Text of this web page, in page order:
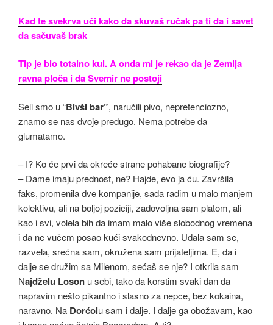
Kad te svekrva uči kako da skuvaš ručak pa ti da i savet
da sačuvaš brak
Tip je bio totalno kul. A onda mi je rekao da je Zemlja
ravna ploča i da Svemir ne postoji
Seli smo u “Bivši bar”, naručili pivo, nepretenciozno,
znamo se nas dvoje predugo. Nema potrebe da
glumatamo.
– I? Ko će prvi da okreće strane pohabane biografije?
– Dame imaju prednost, ne? Hajde, evo ja ću. Završila
faks, promenila dve kompanije, sada radim u malo manjem
kolektivu, ali na boljoj poziciji, zadovoljna sam platom, ali
kao i svi, volela bih da imam malo više slobodnog vremena
i da ne vučem posao kući svakodnevno. Udala sam se,
razvela, srećna sam, okružena sam prijateljima. E, da i
dalje se družim sa Milenom, sećaš se nje? I otkrila sam
Najdželu Loson u sebi, tako da korstim svaki dan da
napravim nešto pikantno i slasno za nepce, bez kokaina,
naravno. Na Dorćolu sam i dalje. I dalje ga obožavam, kao